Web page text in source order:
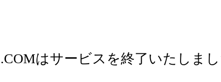
はサービスを終了いたしま